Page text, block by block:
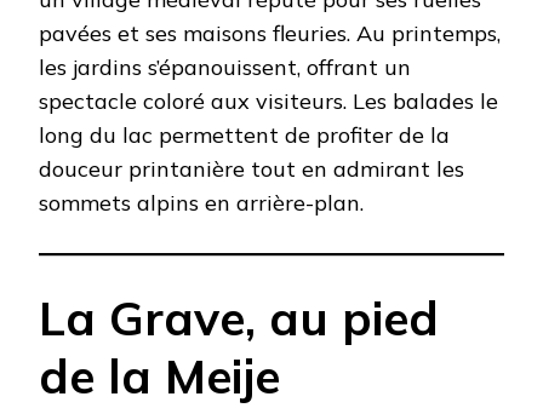
pavées et ses maisons fleuries. Au printemps,
les jardins s’épanouissent, offrant un
spectacle coloré aux visiteurs. Les balades le
long du lac permettent de profiter de la
douceur printanière tout en admirant les
sommets alpins en arrière-plan.​
La Grave, au pied
de la Meije